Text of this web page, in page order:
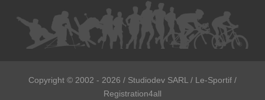
Copyright © 2002 - 2026 / Studiodev SARL / Le-Sportif /
Registration4all